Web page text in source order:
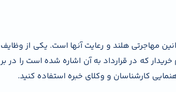
مهاجرتی هلند و رعایت آنها است. یکی از وظایف
که در قرارداد به آن اشاره شده است را در بر
کارشناسان و وکلای خبره استفاده کنید.